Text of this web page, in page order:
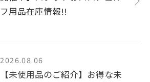
フ用品在庫情報!!
【未使用品のご紹介】お得な未
2026.08.06